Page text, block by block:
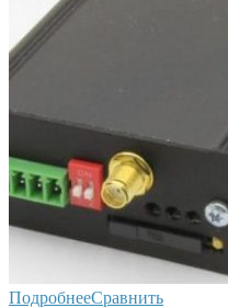
ПодробнееСравнить